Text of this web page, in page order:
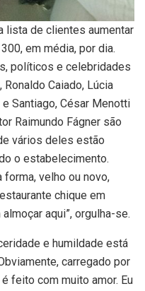
lista de clientes aumentar
em média, por dia.
políticos e celebridades
Caiado, Lúcia
Santiago, César Menotti
Raimundo Fágner são
vários deles estão
o estabelecimento.
velho ou novo,
chique em
aqui”, orgulha-se.
e humildade está
carregado por
feito com muito amor. Eu